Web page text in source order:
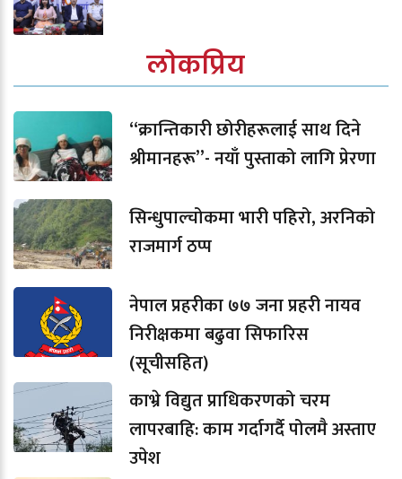
लोकप्रिय
“क्रान्तिकारी छोरीहरूलाई साथ दिने
श्रीमानहरू”- नयाँ पुस्ताको लागि प्रेरणा
सिन्धुपाल्चोकमा भारी पहिरो, अरनिको
राजमार्ग ठप्प
नेपाल प्रहरीका ७७ जना प्रहरी नायव
निरीक्षकमा बढुवा सिफारिस
(सूचीसहित)
काभ्रे विद्युत प्राधिकरणको चरम
लापरबाहि: काम गर्दागर्दै पोलमै अस्ताए
उपेश